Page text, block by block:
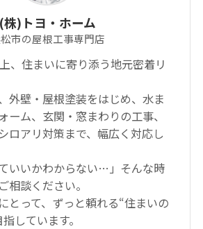
(株)トヨ・ホーム
市の屋根工事専門店
、住まいに寄り添う地元密着リ
外壁・屋根塗装をはじめ、水ま
ーム、玄関・窓まわりの工事、
ロアリ対策まで、幅広く対応し
いいかわからない…」そんな時
相談ください。
とって、ずっと頼れる“住まいの
しています。